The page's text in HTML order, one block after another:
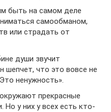
быть на самом деле
самообманом,
или страдать от
души звучит
шепчет, что это вовсе не
ненужность».
прекрасные
у них у всех есть кто-